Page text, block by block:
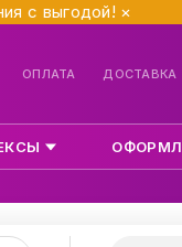
с выгодой! ×
ОПЛАТА ДОСТАВКА